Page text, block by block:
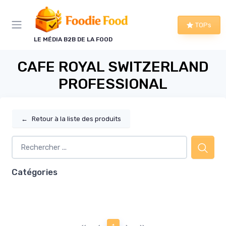
LE MÉDIA B2B DE LA FOOD
TOPs
CAFE ROYAL SWITZERLAND
PROFESSIONAL
← Retour à la liste des produits
Catégories
Panneau de gestion des cookies